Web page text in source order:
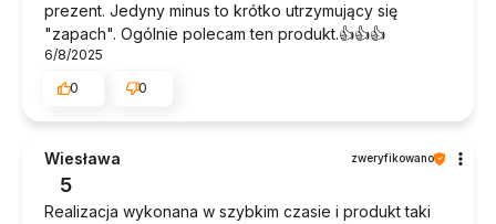
prezent. Jedyny minus to krótko utrzymujący się
"zapach". Ogólnie polecam ten produkt.👍️👍️👍️
6/8/2025
0
0
Wiesława zweryfikowano
5
Realizacja wykonana w szybkim czasie i produkt taki